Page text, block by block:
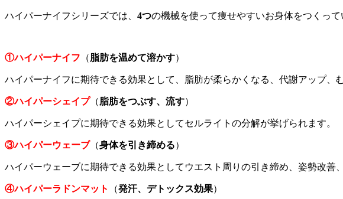
ハイパーナイフシリーズでは、 4つの機械を使って痩せやすいお身体をつくって
①ハイパーナイフ （脂肪を温めて溶かす）
ハイパーナイフに期待できる効果として、脂肪が柔らかくなる、代謝アップ、
②ハイパーシェイプ（脂肪をつぶす、流す）
ハイパーシェイプに期待できる効果としてセルライトの分解が挙げられます。
③ハイパーウェーブ（身体を引き締める）
ハイパーウェーブに期待できる効果としてウエスト周りの引き締め、姿勢改善
④ハイパーラドンマット （発汗、デトックス効果）